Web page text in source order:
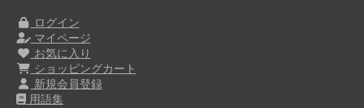
ログイン
マイページ
お気に入り
ショッピングカート
新規会員登録
用語集